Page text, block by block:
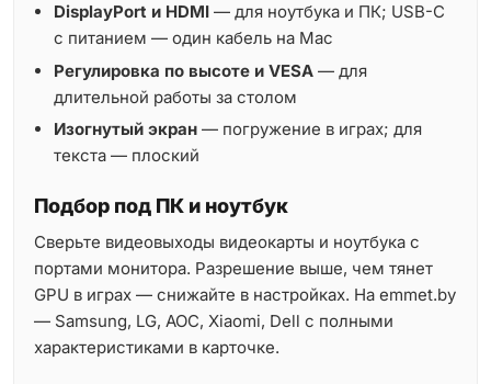
DisplayPort и HDMI — для ноутбука и ПК; USB-C
с питанием — один кабель на Mac
Регулировка по высоте и VESA — для
длительной работы за столом
Изогнутый экран — погружение в играх; для
текста — плоский
Подбор под ПК и ноутбук
Сверьте видеовыходы видеокарты и ноутбука с
портами монитора. Разрешение выше, чем тянет
GPU в играх — снижайте в настройках. На emmet.by
— Samsung, LG, AOC, Xiaomi, Dell с полными
характеристиками в карточке.